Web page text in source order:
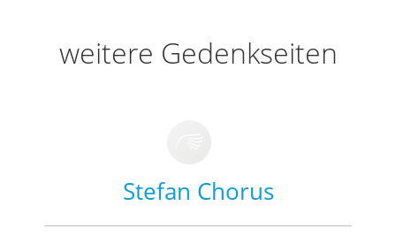
weitere Gedenkseiten
Stefan Chorus